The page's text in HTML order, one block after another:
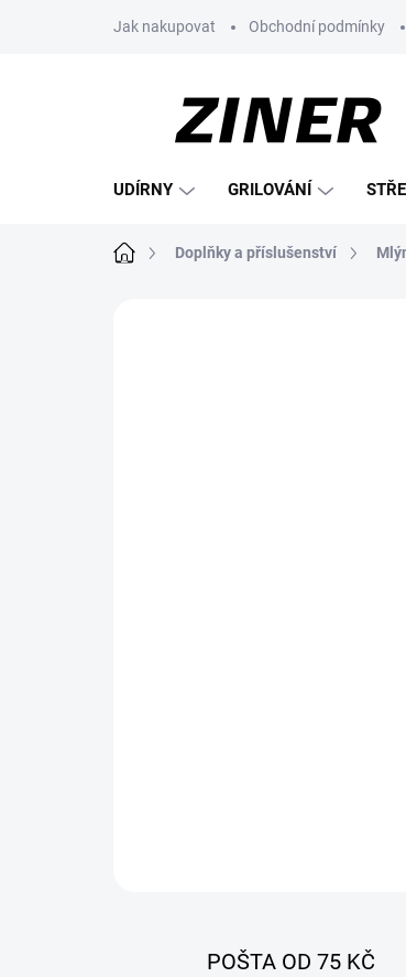
Jak nakupovat Obchodní podmínky
UDÍRNY GRILOVÁNÍ
Domů Doplňky a příslušenství
POŠTA OD 75 KČ